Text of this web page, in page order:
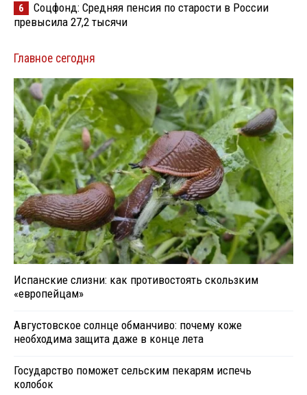
6
Соцфонд: Средняя пенсия по старости в России
превысила 27,2 тысячи
Главное сегодня
Испанские слизни: как противостоять скользким
«европейцам»
Августовское солнце обманчиво: почему коже
необходима защита даже в конце лета
Государство поможет сельским пекарям испечь
колобок